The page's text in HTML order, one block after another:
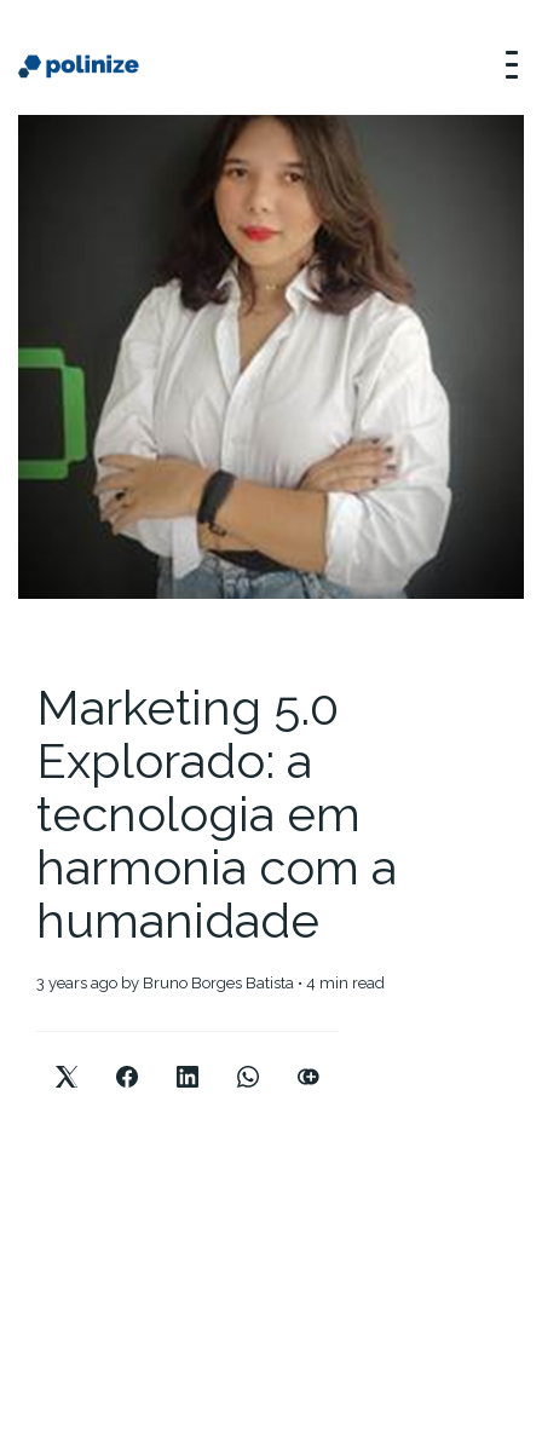
Marketing 5.0
Explorado: a
tecnologia em
harmonia com a
humanidade
3 years ago by Bruno Borges Batista • 4 min read